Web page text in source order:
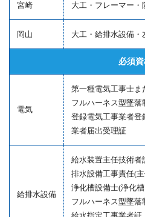
宮崎 大工・フレーマー
岡山 大工・給排水設備・
必須
電気
第一種電気工事士ま
フルハーネス型墜
登録電気工事業者登
業者届出受理証
給排水設備
給水装置主任技術者
排水設備工事責任(
浄化槽設備士(浄化
フルハーネス型墜